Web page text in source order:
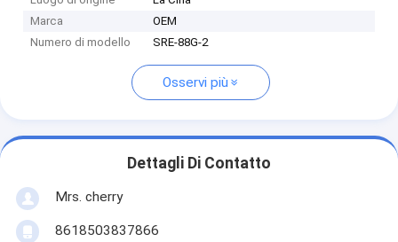
Marca
OEM
Numero di modello
SRE-88G-2
Osservi più
Dettagli Di Contatto
Mrs. cherry
8618503837866